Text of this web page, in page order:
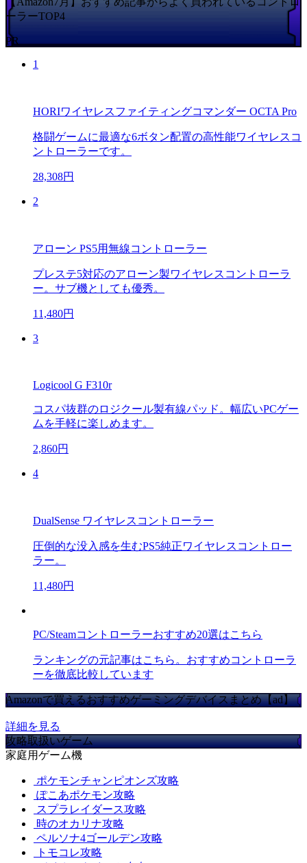
ーラーTOP4
PR
1
HORIワイヤレスファイティングコマンダー OCTA Pro
格闘ゲームに最適な6ボタン配置の高性能ワイヤレスコ
ントローラーです。
28,308円
2
アローン PS5用無線コントローラー
プレステ5対応のアローン製ワイヤレスコントローラ
ー。サブ機としても優秀。
11,480円
3
Logicool G F310r
コスパ抜群のロジクール製有線パッド。幅広いPCゲー
ムを手軽に楽しめます。
2,860円
4
DualSense ワイヤレスコントローラー
圧倒的な没入感を生むPS5純正ワイヤレスコントロー
ラー。
11,480円
PC/Steamコントローラーおすすめ20選はこちら
ランキングの元記事はこちら。おすすめコントローラ
ーを徹底比較しています
Amazonで買えるおすすめゲーミングデバイスまとめ【ad】
詳細を見る
攻略取扱いゲーム
家庭用ゲーム機
ポケモンチャンピオンズ攻略
ぽこあポケモン攻略
スプラレイダース攻略
時のオカリナ攻略
ペルソナ4ゴールデン攻略
トモコレ攻略